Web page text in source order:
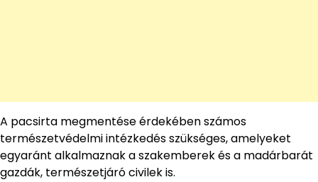
A pacsirta megmentése érdekében számos
természetvédelmi intézkedés szükséges, amelyeket
egyaránt alkalmaznak a szakemberek és a madárbarát
gazdák, természetjáró civilek is.